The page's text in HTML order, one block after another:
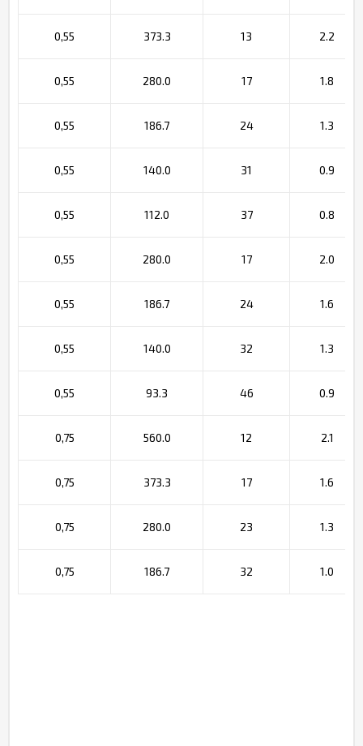
0,55 373.3 13 2.2
0,55 280.0 17 1.8
0,55 186.7 24 1.3
0,55 140.0 31 0.9
0,55 112.0 37 0.8
0,55 280.0 17 2.0
0,55 186.7 24 1.6
0,55 140.0 32 1.3
0,55 93.3 46 0.9
0,75 560.0 12 2.1
0,75 373.3 17 1.6
0,75 280.0 23 1.3
0,75 186.7 32 1.0